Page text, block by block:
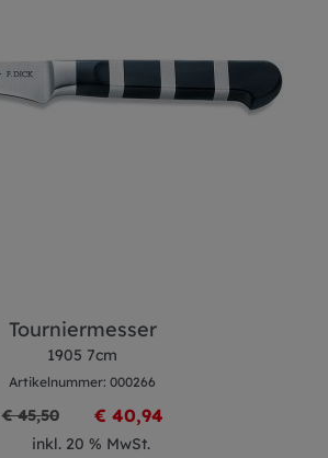
Tourniermesser
1905 7cm
Artikelnummer: 000266
€ 45,50 € 40,94
inkl. 20 % MwSt.